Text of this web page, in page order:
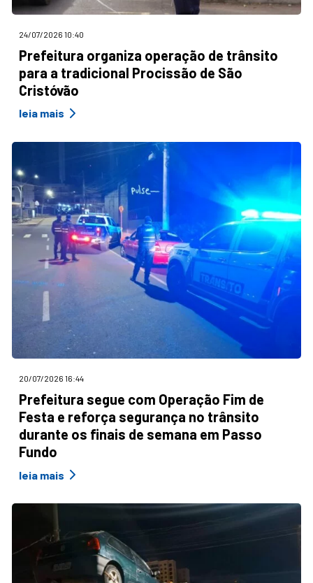
24/07/2026 10:40
Prefeitura organiza operação de trânsito
para a tradicional Procissão de São
Cristóvão
leia mais
20/07/2026 16:44
Prefeitura segue com Operação Fim de
Festa e reforça segurança no trânsito
durante os finais de semana em Passo
Fundo
leia mais